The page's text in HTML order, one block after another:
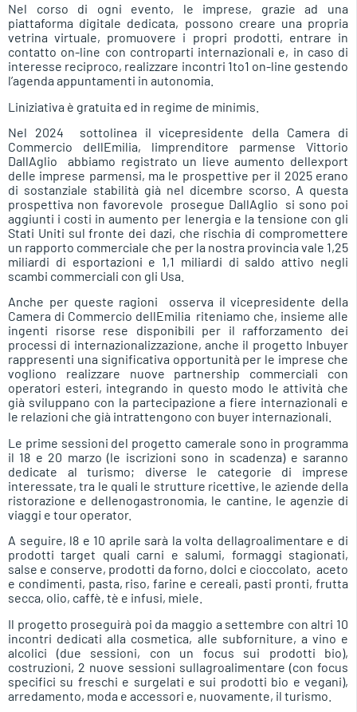
Nel corso di ogni evento, le imprese, grazie ad una
piattaforma digitale dedicata, possono creare una propria
vetrina virtuale, promuovere i propri prodotti, entrare in
contatto on-line con controparti internazionali e, in caso di
interesse reciproco, realizzare incontri 1to1 on-line gestendo
l’agenda appuntamenti in autonomia.
Liniziativa è gratuita ed in regime de minimis.
Nel 2024  sottolinea il vicepresidente della Camera di
Commercio dellEmilia, limprenditore parmense Vittorio
DallAglio  abbiamo registrato un lieve aumento dellexport
delle imprese parmensi, ma le prospettive per il 2025 erano
di sostanziale stabilità già nel dicembre scorso. A questa
prospettiva non favorevole  prosegue DallAglio  si sono poi
aggiunti i costi in aumento per lenergia e la tensione con gli
Stati Uniti sul fronte dei dazi, che rischia di compromettere
un rapporto commerciale che per la nostra provincia vale 1,25
miliardi di esportazioni e 1,1 miliardi di saldo attivo negli
scambi commerciali con gli Usa.
Anche per queste ragioni  osserva il vicepresidente della
Camera di Commercio dellEmilia  riteniamo che, insieme alle
ingenti risorse rese disponibili per il rafforzamento dei
processi di internazionalizzazione, anche il progetto Inbuyer
rappresenti una significativa opportunità per le imprese che
vogliono realizzare nuove partnership commerciali con
operatori esteri, integrando in questo modo le attività che
già sviluppano con la partecipazione a fiere internazionali e
le relazioni che già intrattengono con buyer internazionali.
Le prime sessioni del progetto camerale sono in programma
il 18 e 20 marzo (le iscrizioni sono in scadenza) e saranno
dedicate al turismo; diverse le categorie di imprese
interessate, tra le quali le strutture ricettive, le aziende della
ristorazione e dellenogastronomia, le cantine, le agenzie di
viaggi e tour operator.
A seguire, l8 e 10 aprile sarà la volta dellagroalimentare e di
prodotti target quali carni e salumi, formaggi stagionati,
salse e conserve, prodotti da forno, dolci e cioccolato, aceto
e condimenti, pasta, riso, farine e cereali, pasti pronti, frutta
secca, olio, caffè, tè e infusi, miele.
Il progetto proseguirà poi da maggio a settembre con altri 10
incontri dedicati alla cosmetica, alle subforniture, a vino e
alcolici (due sessioni, con un focus sui prodotti bio),
costruzioni, 2 nuove sessioni sullagroalimentare (con focus
specifici su freschi e surgelati e sui prodotti bio e vegani),
arredamento, moda e accessori e, nuovamente, il turismo.